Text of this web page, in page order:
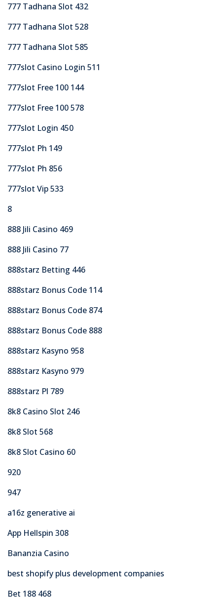
777 Tadhana Slot 432
777 Tadhana Slot 528
777 Tadhana Slot 585
777slot Casino Login 511
777slot Free 100 144
777slot Free 100 578
777slot Login 450
777slot Ph 149
777slot Ph 856
777slot Vip 533
8
888 Jili Casino 469
888 Jili Casino 77
888starz Betting 446
888starz Bonus Code 114
888starz Bonus Code 874
888starz Bonus Code 888
888starz Kasyno 958
888starz Kasyno 979
888starz Pl 789
8k8 Casino Slot 246
8k8 Slot 568
8k8 Slot Casino 60
920
947
a16z generative ai
App Hellspin 308
Bananzia Casino
best shopify plus development companies
Bet 188 468